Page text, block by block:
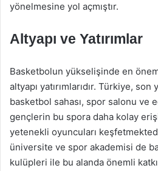
yönelmesine yol açmıştır.
Altyapı ve Yatırımlar
Basketbolun yükselişinde en
altyapı yatırımlarıdır. Türkiye, son
basketbol sahası, spor salonu ve
gençlerin bu spora daha kolay
yetenekli oyuncuları
üniversite ve spor akademisi de
kulüpleri ile bu alanda önemli